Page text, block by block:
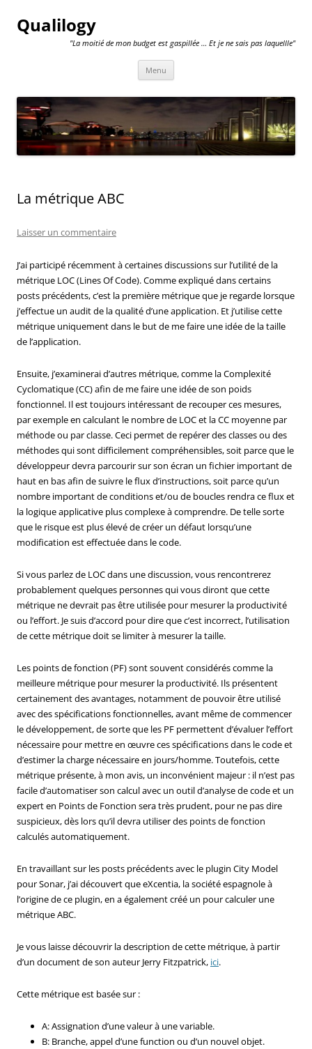
Qualilogy
"La moitié de mon budget est gaspillée … Et je ne sais pas laquellle"
Menu
La métrique ABC
Laisser un commentaire
J’ai participé récemment à certaines discussions sur l’utilité de la
métrique LOC (Lines Of Code). Comme expliqué dans certains
posts précédents, c’est la première métrique que je regarde lorsque
j’effectue un audit de la qualité d’une application. Et j’utilise cette
métrique uniquement dans le but de me faire une idée de la taille
de l’application.
Ensuite, j’examinerai d’autres métrique, comme la Complexité
Cyclomatique (CC) afin de me faire une idée de son poids
fonctionnel. Il est toujours intéressant de recouper ces mesures,
par exemple en calculant le nombre de LOC et la CC moyenne par
méthode ou par classe. Ceci permet de repérer des classes ou des
méthodes qui sont difficilement compréhensibles, soit parce que le
développeur devra parcourir sur son écran un fichier important de
haut en bas afin de suivre le flux d’instructions, soit parce qu’un
nombre important de conditions et/ou de boucles rendra ce flux et
la logique applicative plus complexe à comprendre. De telle sorte
que le risque est plus élevé de créer un défaut lorsqu’une
modification est effectuée dans le code.
Si vous parlez de LOC dans une discussion, vous rencontrerez
probablement quelques personnes qui vous diront que cette
métrique ne devrait pas être utilisée pour mesurer la productivité
ou l’effort. Je suis d’accord pour dire que c’est incorrect, l’utilisation
de cette métrique doit se limiter à mesurer la taille.
Les points de fonction (PF) sont souvent considérés comme la
meilleure métrique pour mesurer la productivité. Ils présentent
certainement des avantages, notamment de pouvoir être utilisé
avec des spécifications fonctionnelles, avant même de commencer
le développement, de sorte que les PF permettent d’évaluer l’effort
nécessaire pour mettre en œuvre ces spécifications dans le code et
d’estimer la charge nécessaire en jours/homme. Toutefois, cette
métrique présente, à mon avis, un inconvénient majeur : il n’est pas
facile d’automatiser son calcul avec un outil d’analyse de code et un
expert en Points de Fonction sera très prudent, pour ne pas dire
suspicieux, dès lors qu’il devra utiliser des points de fonction
calculés automatiquement.
En travaillant sur les posts précédents avec le plugin City Model
pour Sonar, j’ai découvert que eXcentia, la société espagnole à
l’origine de ce plugin, en a également créé un pour calculer une
métrique ABC.
Je vous laisse découvrir la description de cette métrique, à partir
d’un document de son auteur Jerry Fitzpatrick, ici.
Cette métrique est basée sur :
A: Assignation d’une valeur à une variable.
B: Branche, appel d’une function ou d’un nouvel objet.